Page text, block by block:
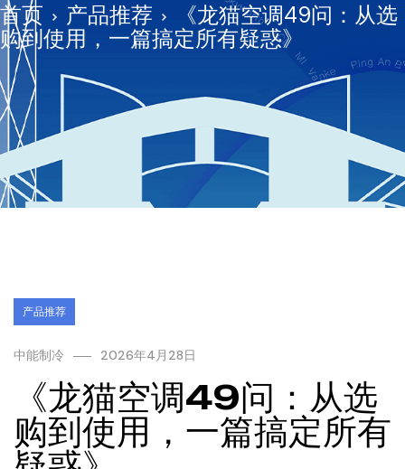
首页 产品推荐
《龙猫空调49问：从选
购到使用，一篇搞定所有疑惑》
产品推荐
中能制冷 2026年4月28日
《龙猫空调49问：从选
购到使用，一篇搞定所有